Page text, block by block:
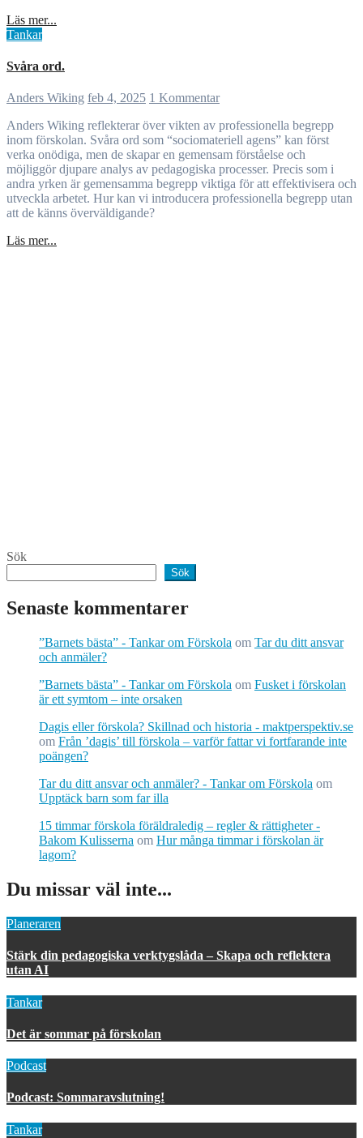
Läs mer...
Tankar
Svåra ord.
Anders Wiking feb 4, 2025 1 Kommentar
Anders Wiking reflekterar över vikten av professionella begrepp
inom förskolan. Svåra ord som “sociomateriell agens” kan först
verka onödiga, men de skapar en gemensam förståelse och
möjliggör djupare analys av pedagogiska processer. Precis som i
andra yrken är gemensamma begrepp viktiga för att effektivisera och
utveckla arbetet. Hur kan vi introducera professionella begrepp utan
att de känns överväldigande?
Läs mer...
Sök
Sök
Senaste kommentarer
”Barnets bästa” - Tankar om Förskola om Tar du ditt ansvar
och anmäler?
”Barnets bästa” - Tankar om Förskola om Fusket i förskolan
är ett symtom – inte orsaken
Dagis eller förskola? Skillnad och historia - maktperspektiv.se
om Från ’dagis’ till förskola – varför fattar vi fortfarande inte
poängen?
Tar du ditt ansvar och anmäler? - Tankar om Förskola om
Upptäck barn som far illa
15 timmar förskola föräldraledig – regler & rättigheter -
Bakom Kulisserna om Hur många timmar i förskolan är
lagom?
Du missar väl inte...
Planeraren
Stärk din pedagogiska verktygslåda – Skapa och reflektera
utan AI
Tankar
Det är sommar på förskolan
Podcast
Podcast: Sommaravslutning!
Tankar